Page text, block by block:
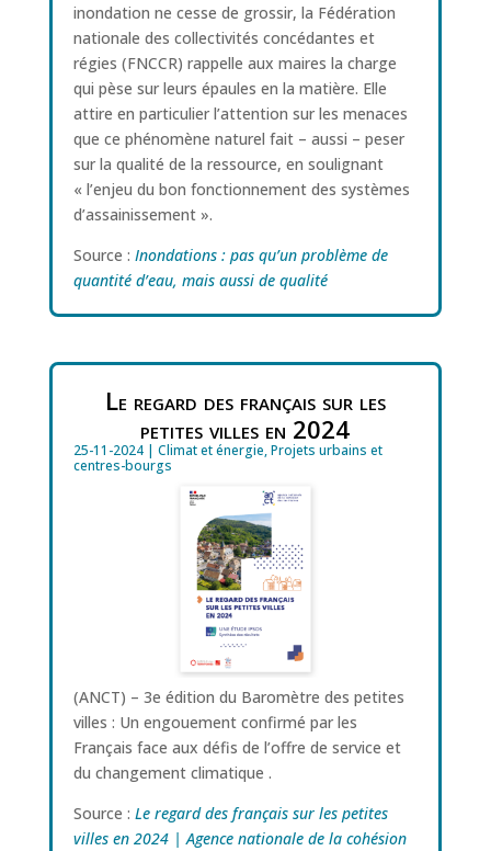
inondation ne cesse de grossir, la Fédération
nationale des collectivités concédantes et
régies (FNCCR) rappelle aux maires la charge
qui pèse sur leurs épaules en la matière. Elle
attire en particulier l’attention sur les menaces
que ce phénomène naturel fait – aussi – peser
sur la qualité de la ressource, en soulignant
« l’enjeu du bon fonctionnement des systèmes
d’assainissement ».
Source : Inondations : pas qu’un problème de
quantité d’eau, mais aussi de qualité
Le regard des français sur les
petites villes en 2024
25-11-2024| Climat et énergie,Projets urbains et
centres-bourgs
(ANCT) – 3e édition du Baromètre des petites
villes : Un engouement confirmé par les
Français face aux défis de l’offre de service et
du changement climatique .
Source : Le regard des français sur les petites
villes en 2024 | Agence nationale de la cohésion